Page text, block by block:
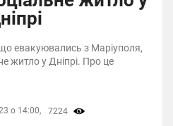
евакуювались з Маріуполя,
житло у Дніпрі. Про це
о 14:00, 7224